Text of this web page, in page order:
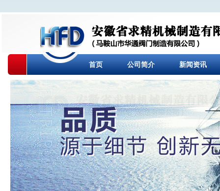
首页 公司简介 新闻资讯